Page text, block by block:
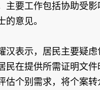
主要工作包括协助受
意见。
表示，居民主要疑
民在提供所需证明文
个别需求，将个案转